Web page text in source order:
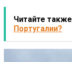
Читайте также
Португалии?